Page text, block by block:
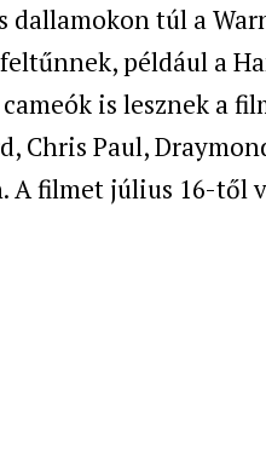
túl a
például a
is lesznek a
Chris Paul,
A filmet július 16-től